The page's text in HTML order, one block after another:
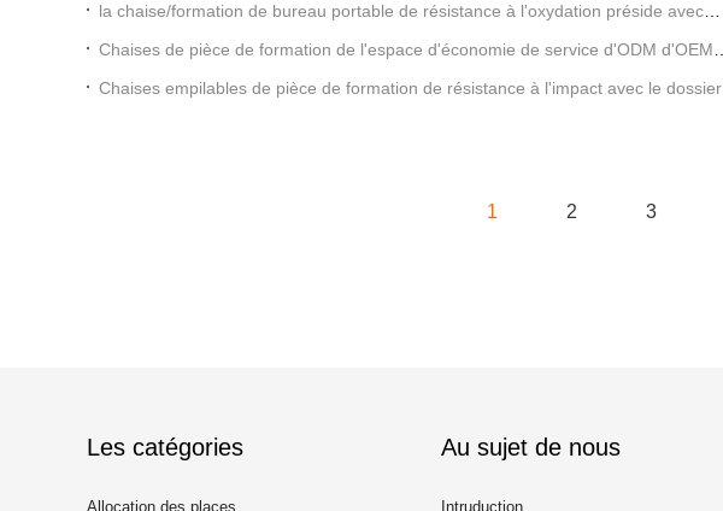
la chaise/formation de bureau portable de résistance à l'oxydation préside avec
Chaises de pièce de formation de l'espace d'économie de service d'ODM d'OEM
Chaises empilables de pièce de formation de résistance à l'impact avec le dossier
1 2 3
Les catégories
Allocation des places
Au sujet de nous
Intruduction